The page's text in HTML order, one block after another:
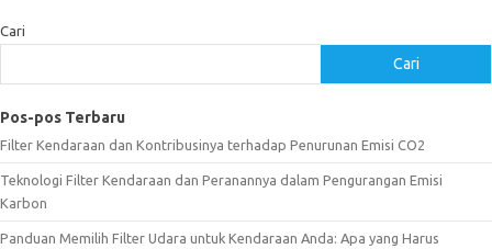
Cari
Cari
Pos-pos Terbaru
Filter Kendaraan dan Kontribusinya terhadap Penurunan Emisi CO2
Teknologi Filter Kendaraan dan Peranannya dalam Pengurangan Emisi
Karbon
Panduan Memilih Filter Udara untuk Kendaraan Anda: Apa yang Harus